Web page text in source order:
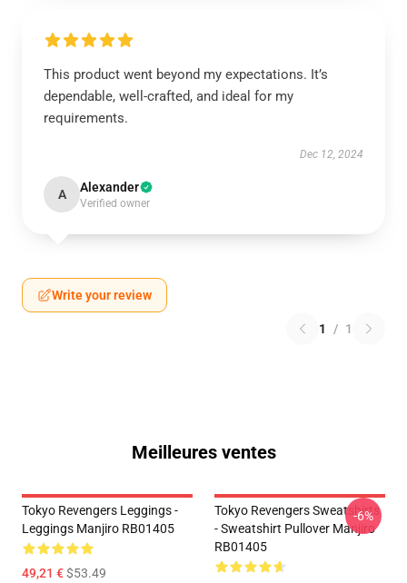
This product went beyond my expectations. It’s
dependable, well-crafted, and ideal for my
requirements.
Dec 12, 2024
A Alexander
Verified owner
Write your review
1 / 1
Meilleures ventes
Tokyo Revengers Leggings -
Leggings Manjiro RB01405
49,21 €$53.49
Tokyo Revengers Sweatshirts
- Sweatshirt Pullover Manjiro
RB01405
-6%